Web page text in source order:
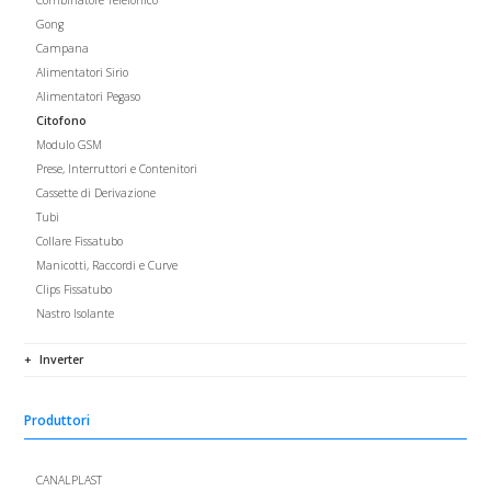
Gong
Campana
Alimentatori Sirio
Alimentatori Pegaso
Citofono
Modulo GSM
Prese, Interruttori e Contenitori
Cassette di Derivazione
Tubi
Collare Fissatubo
Manicotti, Raccordi e Curve
Clips Fissatubo
Nastro Isolante
Inverter
Produttori
CANALPLAST